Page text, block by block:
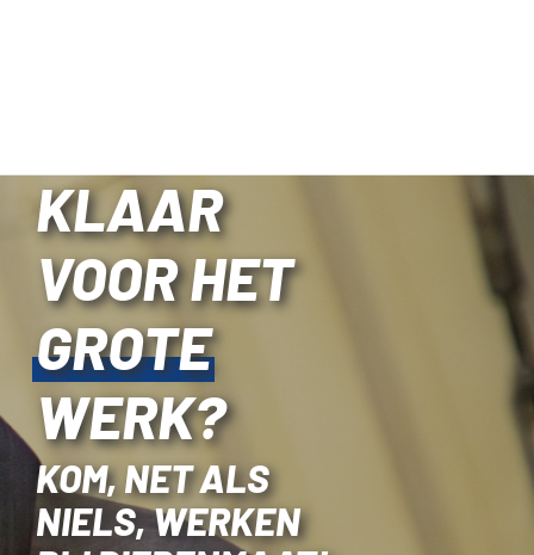
KLAAR
VOOR HET
GROTE
WERK?
KOM, NET ALS
NIELS, WERKEN